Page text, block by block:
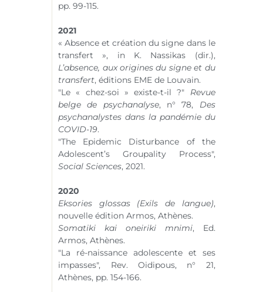
pp. 99-115.
2021
« Absence et création du signe dans le
transfert », in K. Nassikas (dir.),
L’absence, aux origines du signe et du
transfert, éditions EME de Louvain.
"Le « chez-soi » existe-t-il ?" Revue
belge de psychanalyse, n° 78, Des
psychanalystes dans la pandémie du
COVID-19.
"The
Epidemic Disturbance of the
Adolescent’s Groupality Process",
Social Sciences, 2021.
2020
Eksories glossas (Exils de langue),
nouvelle édition Armos, Athènes.
Somatiki kai oneiriki mnimi, Ed.
Armos, Athènes.
"La ré-naissance adolescente et ses
impasses", Rev. Oidipous, n° 21,
Athènes, pp. 154-166.